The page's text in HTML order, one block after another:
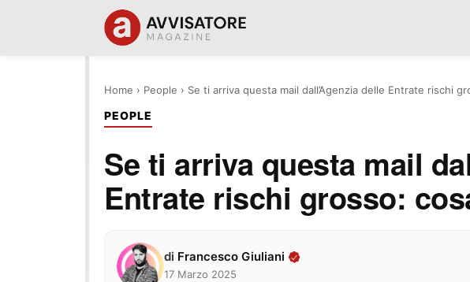
Home › People › Se ti arriva questa mail dall’Agenzia delle Entrate rischi
PEOPLE
Se ti arriva questa mail
Entrate rischi grosso:
di Francesco Giuliani
17 Marzo 2025